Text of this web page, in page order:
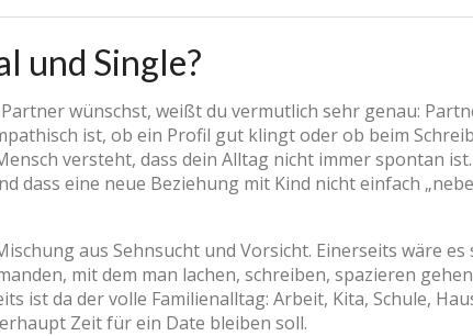
und Single?
wünschst, weißt du vermutlich sehr genau:
ist, ob ein Profil gut klingt oder ob beim
versteht, dass dein Alltag nicht immer spontan
dass eine neue Beziehung mit Kind nicht einfach
aus Sehnsucht und Vorsicht. Einerseits wäre es
mit dem man lachen, schreiben, spazieren
ist da der volle Familienalltag: Arbeit, Kita, Schule,
Zeit für ein Date bleiben soll.